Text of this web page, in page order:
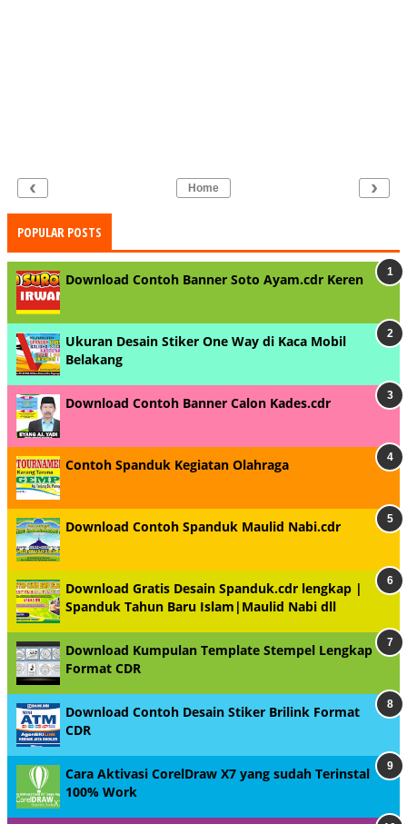
‹ ›
Home
POPULAR POSTS
Download Contoh Banner Soto Ayam.cdr Keren
Ukuran Desain Stiker One Way di Kaca Mobil
Belakang
Download Contoh Banner Calon Kades.cdr
Contoh Spanduk Kegiatan Olahraga
Download Contoh Spanduk Maulid Nabi.cdr
Download Gratis Desain Spanduk.cdr lengkap |
Spanduk Tahun Baru Islam|Maulid Nabi dll
Download Kumpulan Template Stempel Lengkap
Format CDR
Download Contoh Desain Stiker Brilink Format
CDR
Cara Aktivasi CorelDraw X7 yang sudah Terinstal
100% Work